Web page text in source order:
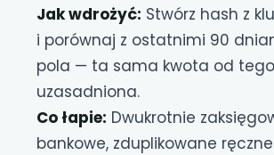
Jak wdrożyć: Stwórz hash z
i porównaj z ostatnimi 90
pola — ta sama kwota od
uzasadniona.
Co łapie: Dwukrotnie
bankowe, zduplikowane